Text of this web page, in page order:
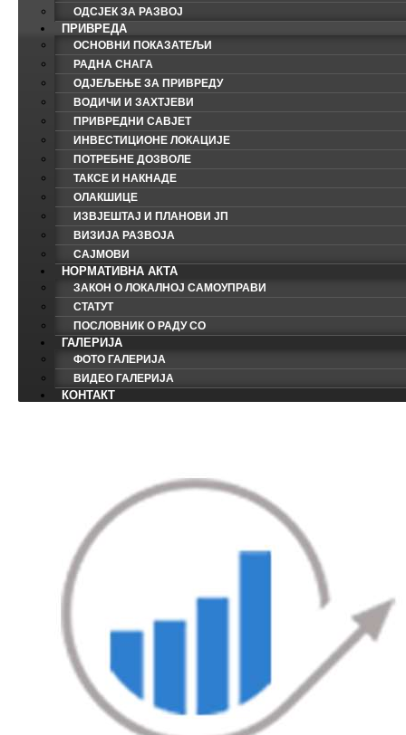
ОДСЈЕК ЗА РАЗВОЈ
ПРИВРЕДА
ОСНОВНИ ПОКАЗАТЕЉИ
РАДНА СНАГА
ОДЈЕЉЕЊЕ ЗА ПРИВРЕДУ
ВОДИЧИ И ЗАХТЈЕВИ
ПРИВРЕДНИ САВЈЕТ
ИНВЕСТИЦИОНЕ ЛОКАЦИЈЕ
ПОТРЕБНЕ ДОЗВОЛЕ
ТАКСЕ И НАКНАДЕ
ОЛАКШИЦЕ
ИЗВЈЕШТАЈ И ПЛАНОВИ ЈП
ВИЗИЈА РАЗВОЈА
САЈМОВИ
НОРМАТИВНА АКТА
ЗАКОН О ЛОКАЛНОЈ САМОУПРАВИ
СТАТУТ
ПОСЛОВНИК О РАДУ СО
ГАЛЕРИЈА
ФОТО ГАЛЕРИЈА
ВИДЕО ГАЛЕРИЈА
КОНТАКТ